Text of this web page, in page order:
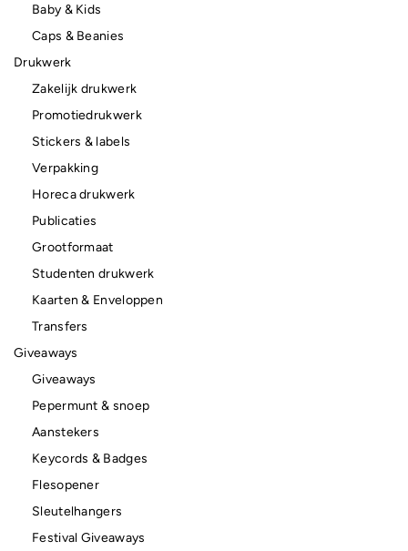
Baby & Kids
Caps & Beanies
Drukwerk
Zakelijk drukwerk
Promotiedrukwerk
Stickers & labels
Verpakking
Horeca drukwerk
Publicaties
Grootformaat
Studenten drukwerk
Kaarten & Enveloppen
Transfers
Giveaways
Giveaways
Pepermunt & snoep
Aanstekers
Keycords & Badges
Flesopener
Sleutelhangers
Festival Giveaways